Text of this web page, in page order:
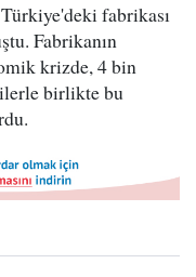
fabrikası
Fabrikanın
krizde, 4 bin
birlikte bu